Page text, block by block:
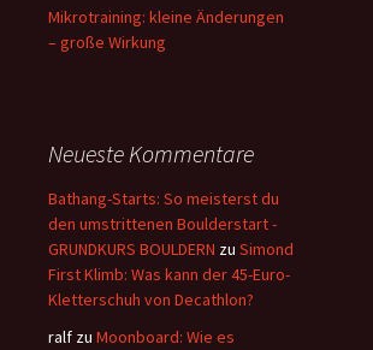
Mikrotraining: kleine Änderungen
– große Wirkung
Neueste Kommentare
Bathang-Starts: So meisterst du
den umstrittenen Boulderstart -
GRUNDKURS BOULDERN zu Simond
First Klimb: Was kann der 45-Euro-
Kletterschuh von Decathlon?
ralf zu Moonboard: Wie es